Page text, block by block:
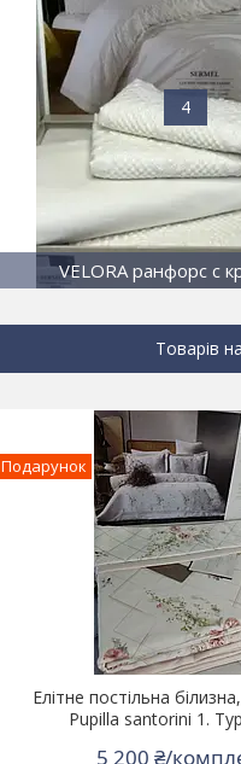
4
VELORA ранфорс с
Подарунок
Елітне постільна
Pupilla santorini 1.
5 200 ₴/